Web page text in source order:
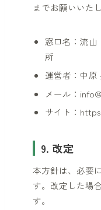
までお願いいた
窓口名：流山
所
運営者：中原
メール：
サイト：
9. 改定
本方針は、必要
す。改定した場
す。